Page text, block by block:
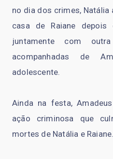
no dia dos crimes,
casa de Raiane
juntamente com
acompanhadas de
adolescente.
Ainda na festa,
ação criminosa que
mortes de Natália e Raiane.